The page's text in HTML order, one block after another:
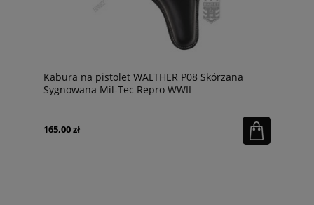
Kabura na pistolet WALTHER P08 Skórzana
Sygnowana Mil-Tec Repro WWII
165,00 zł